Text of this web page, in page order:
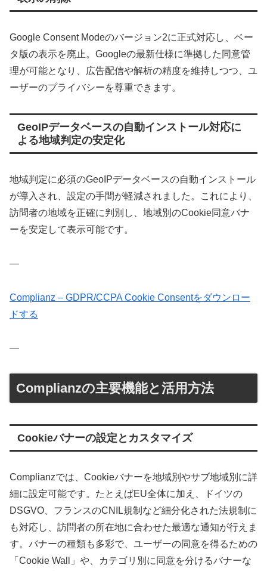
Google Consent Modeのバージョン2に正式対応し、ベー
タ版の表示を廃止。Googleの最新仕様に準拠した同意管
理が可能となり、広告配信や解析の精度を維持しつつ、ユ
ーザーのプライバシーを尊重できます。
GeoIPデータベースの自動インストール対応に
よる地域判定の安定化
地域判定に必須のGeoIPデータベースの自動インストール
が導入され、設定の手間が軽減されました。これにより、
訪問者の地域を正確に判別し、地域別のCookie同意バナ
ーを安定して表示可能です。
—
Complianz – GDPR/CCPA Cookie Consentをダウンロー
ドする
—
Complianzの主要機能と活用方法
Cookieバナーの設定とカスタマイズ
Complianzでは、Cookieバナーを地域別やサブ地域別に詳
細に設定可能です。たとえばEU全体に加え、ドイツの
DSGVO、フランスのCNIL規制など細分化された法規制に
も対応し、訪問者の所在地に合わせた最適な通知が行えま
す。バナーの種類も多彩で、ユーザーの同意を得るための
「Cookie Wall」や、カテゴリ別に同意を分けるバナーな